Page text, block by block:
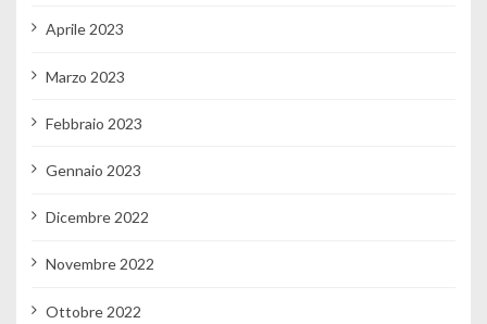
Aprile 2023
Marzo 2023
Febbraio 2023
Gennaio 2023
Dicembre 2022
Novembre 2022
Ottobre 2022